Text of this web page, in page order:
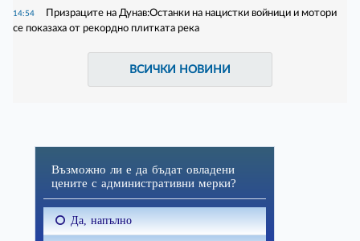
14:54
Призраците на Дунав:Останки на нацистки войници и мотори
се показаха от рекордно плитката река
ВСИЧКИ НОВИНИ